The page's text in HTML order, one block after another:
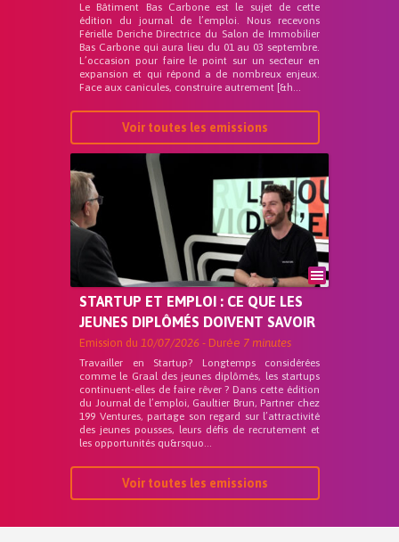
Le Bâtiment Bas Carbone est le sujet de cette
édition du journal de l’emploi. Nous recevons
Férielle Deriche Directrice du Salon de Immobilier
Bas Carbone qui aura lieu du 01 au 03 septembre.
L’occasion pour faire le point sur un secteur en
expansion et qui répond a de nombreux enjeux.
Face aux canicules, construire autrement [&h...
Voir toutes les emissions
STARTUP ET EMPLOI : CE QUE LES
JEUNES DIPLÔMÉS DOIVENT SAVOIR
Emission du 10/07/2026 - Durée 7 minutes
Travailler en Startup? Longtemps considérées
comme le Graal des jeunes diplômés, les startups
continuent-elles de faire rêver ? Dans cette édition
du Journal de l’emploi, Gaultier Brun, Partner chez
199 Ventures, partage son regard sur l’attractivité
des jeunes pousses, leurs défis de recrutement et
les opportunités qu&rsquo...
Voir toutes les emissions